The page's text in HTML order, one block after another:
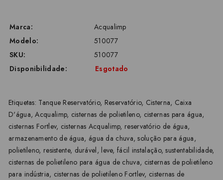
Marca:
Acqualimp
Modelo:
510077
SKU:
510077
Disponibilidade:
Esgotado
Etiquetas: Tanque Reservatório, Reservatório, Cisterna, Caixa
D'água,Acqualimp, cisternas de polietileno, cisternas para água,
cisternas Fortlev, cisternas Acqualimp, reservatório de água,
armazenamento de água, água da chuva,solução para água,
polietileno, resistente, durável, leve,fácil instalação,sustentabilidade,
cisternas de polietileno para água de chuva, cisternas de polietileno
para indústria, cisternas de polietileno Fortlev, cisternas de